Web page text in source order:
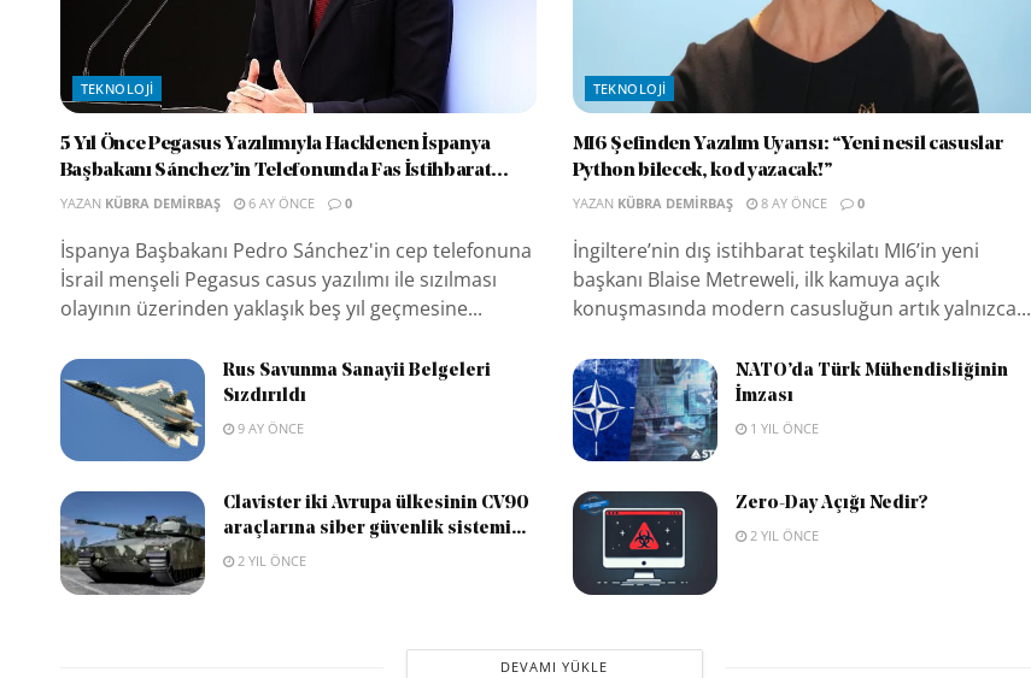
TEKNOLOJI
5 Yıl Önce Pegasus Yazılımıyla Hacklenen İspanya
Başbakanı Sánchez’in Telefonunda Fas İstihbarat...
YAZAN KÜBRA DEMIRBAŞ 6 AY ÖNCE 0
İspanya Başbakanı Pedro Sánchez'in cep telefonuna
İsrail menşeli Pegasus casus yazılımı ile sızılması
olayının üzerinden yaklaşık beş yıl geçmesine...
TEKNOLOJI
MI6 Şefinden Yazılım Uyarısı: “Yeni nesil casuslar
Python bilecek, kod yazacak!”
YAZAN KÜBRA DEMIRBAŞ 8 AY ÖNCE 0
İngiltere’nin dış istihbarat teşkilatı MI6’in yeni
başkanı Blaise Metreweli, ilk kamuya açık
konuşmasında modern casusluğun artık yalnızca...
Rus Savunma Sanayii Belgeleri
Sızdırıldı
9 AY ÖNCE
NATO’da Türk Mühendisliğinin
İmzası
1 YIL ÖNCE
Clavister iki Avrupa ülkesinin CV90
araçlarına siber güvenlik sistemi...
2 YIL ÖNCE
Zero-Day Açığı Nedir?
2 YIL ÖNCE
DEVAMI YÜKLE